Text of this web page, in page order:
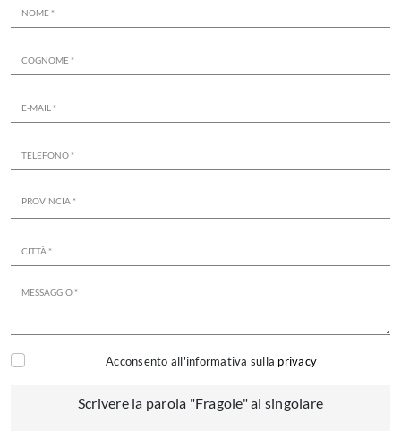
Acconsento all'informativa sulla privacy
Scrivere la parola "Fragole" al singolare